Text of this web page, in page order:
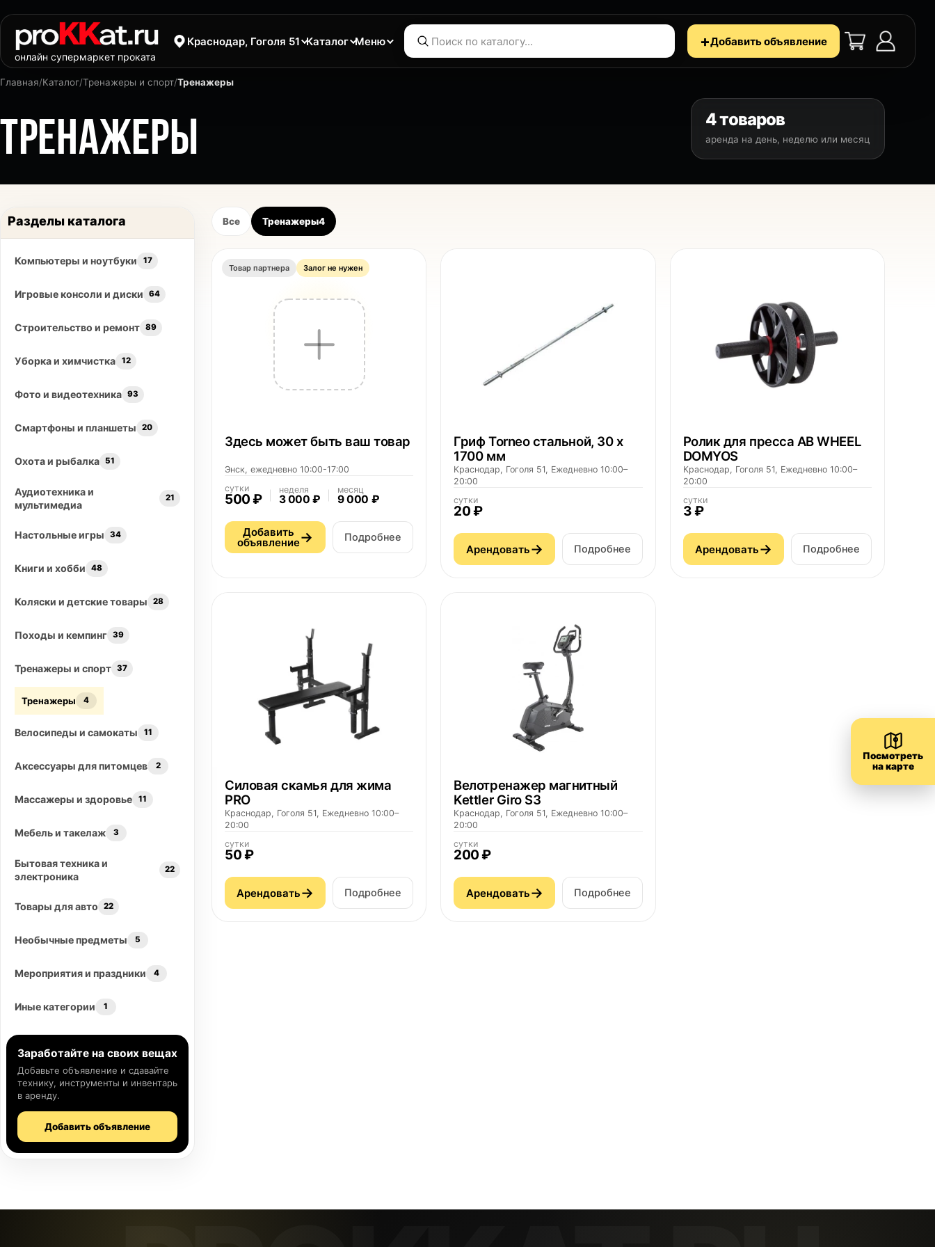
онлайн супермаркет проката
Краснодар, Гоголя 51 Каталог Меню +Добавить объявление
Главная/Каталог/Тренажеры и спорт/Тренажеры
ТРЕНАЖЕРЫ 4 товаров
аренда на день, неделю или месяц
Разделы каталога
Компьютеры и ноутбуки 17
Игровые консоли и диски 64
Строительство и ремонт 89
Уборка и химчистка 12
Фото и видеотехника 93
Смартфоны и планшеты 20
Охота и рыбалка 51
Аудиотехника и
мультимедиа
21
Настольные игры 34
Книги и хобби 48
Коляски и детские товары 28
Походы и кемпинг 39
Тренажеры и спорт 37
Тренажеры 4
Велосипеды и самокаты 11
Аксессуары для питомцев 2
Массажеры и здоровье 11
Мебель и такелаж 3
Бытовая техника и
электроника
22
Товары для авто 22
Необычные предметы 5
Мероприятия и праздники 4
Иные категории 1
Заработайте на своих вещах
Добавьте объявление и сдавайте
технику, инструменты и инвентарь
в аренду.
Добавить объявление
Все Тренажеры4
Товар партнера Залог не нужен
Здесь может быть ваш товар
Энск, ежедневно 10:00-17:00
сутки
500 ₽
неделя
3 000 ₽
месяц
9 000 ₽
Добавить
объявление→ Подробнее
Гриф Torneo стальной, 30 х
1700 мм
Краснодар, Гоголя 51, Ежедневно 10:00–
20:00
сутки
20 ₽
Арендовать→ Подробнее
Ролик для пресса AB WHEEL
DOMYOS
Краснодар, Гоголя 51, Ежедневно 10:00–
20:00
сутки
3 ₽
Арендовать→ Подробнее
Силовая скамья для жима
PRO
Краснодар, Гоголя 51, Ежедневно 10:00–
20:00
сутки
50 ₽
Арендовать→ Подробнее
Велотренажер магнитный
Kettler Giro S3
Краснодар, Гоголя 51, Ежедневно 10:00–
20:00
сутки
200 ₽
Арендовать→ Подробнее
Посмотреть
на карте